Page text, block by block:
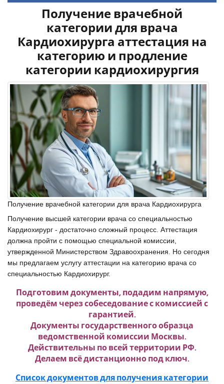
Получение врачебной
категории для врача
Кардиохирурга аттестация на
категорию и продление
категории кардиохирургия
Получение врачебной категории для врача Кардиохирурга
Получение высшей категории врача со специальностью
Кардиохирург - достаточно сложный процесс. Аттестация
должна пройти с помощью специальной комиссии,
утвержденной Министерством Здравоохранения. Но сегодня
мы предлагаем услугу аттестации на категорию врача со
специальностью Кардиохирург.
Подготовим документы, подадим напрямую,
проведём через собеседование с комиссией с
гарантией.
Документы государственного образца
ведомственной комиссии Москвы.
Действительны по всей территории РФ.
Делаем всё дистанционно под ключ.
Список документов для получения категории